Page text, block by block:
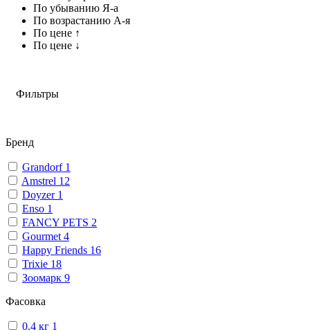
По убыванию Я-а
По возрастанию А-я
По цене ↑
По цене ↓
Фильтры
Бренд
Grandorf 1
Amstrel 12
Doyzer 1
Enso 1
FANCY PETS 2
Gourmet 4
Happy Friends 16
Trixie 18
Зоомарк 9
Фасовка
0,4 кг 1